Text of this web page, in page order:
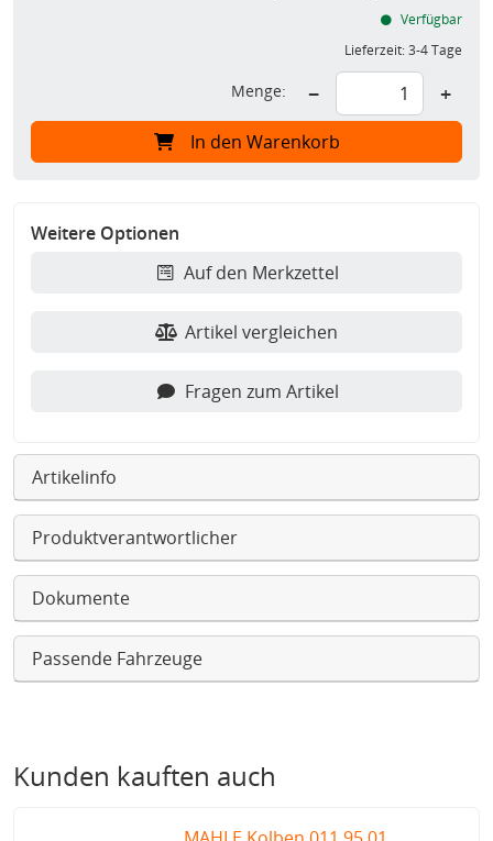
Verfügbar
Lieferzeit:3-4 Tage
Menge: − +
In den Warenkorb
Weitere Optionen
Auf den Merkzettel
Artikel vergleichen
Fragen zum Artikel
Artikelinfo
Produktverantwortlicher
Dokumente
Passende Fahrzeuge
Kunden kauften auch